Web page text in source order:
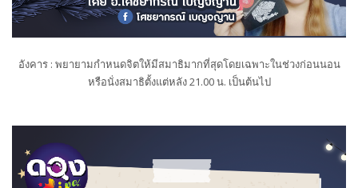
อังคาร : พยายามกำหนดจิตให้มีสมาธิมากที่สุดโดยเฉพาะในช่วงก่อนนอน
หรือนั่งสมาธิตั้งแต่หลัง 21.00 น. เป็นต้นไป